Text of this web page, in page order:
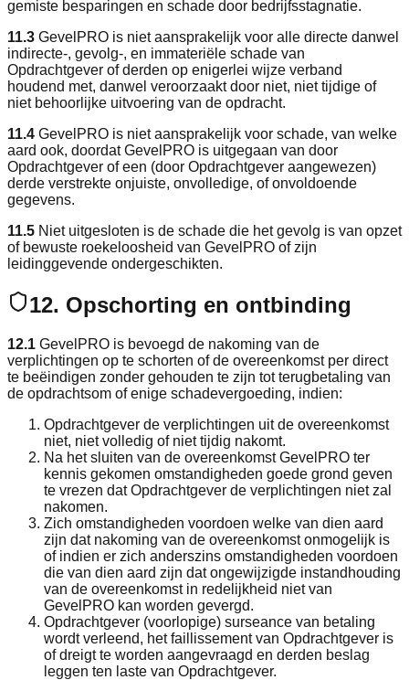
gemiste besparingen en schade door bedrijfsstagnatie.
11.3 GevelPRO is niet aansprakelijk voor alle directe danwel
indirecte-, gevolg-, en immateriële schade van
Opdrachtgever of derden op enigerlei wijze verband
houdend met, danwel veroorzaakt door niet, niet tijdige of
niet behoorlijke uitvoering van de opdracht.
11.4 GevelPRO is niet aansprakelijk voor schade, van welke
aard ook, doordat GevelPRO is uitgegaan van door
Opdrachtgever of een (door Opdrachtgever aangewezen)
derde verstrekte onjuiste, onvolledige, of onvoldoende
gegevens.
11.5 Niet uitgesloten is de schade die het gevolg is van opzet
of bewuste roekeloosheid van GevelPRO of zijn
leidinggevende ondergeschikten.
12. Opschorting en ontbinding
12.1 GevelPRO is bevoegd de nakoming van de
verplichtingen op te schorten of de overeenkomst per direct
te beëindigen zonder gehouden te zijn tot terugbetaling van
de opdrachtsom of enige schadevergoeding, indien:
Opdrachtgever de verplichtingen uit de overeenkomst
niet, niet volledig of niet tijdig nakomt.
Na het sluiten van de overeenkomst GevelPRO ter
kennis gekomen omstandigheden goede grond geven
te vrezen dat Opdrachtgever de verplichtingen niet zal
nakomen.
Zich omstandigheden voordoen welke van dien aard
zijn dat nakoming van de overeenkomst onmogelijk is
of indien er zich anderszins omstandigheden voordoen
die van dien aard zijn dat ongewijzigde instandhouding
van de overeenkomst in redelijkheid niet van
GevelPRO kan worden gevergd.
Opdrachtgever (voorlopige) surseance van betaling
wordt verleend, het faillissement van Opdrachtgever is
of dreigt te worden aangevraagd en derden beslag
leggen ten laste van Opdrachtgever.